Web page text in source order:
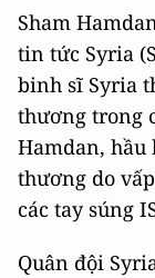
Sham
tin tức Syria
binh sĩ Syria
thương trong
Hamdan, hầu
thương do
các tay súng
Quân đội